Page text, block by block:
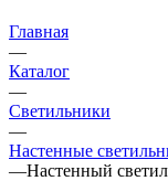
Главная
—
Каталог
—
Светильники
—
Настенные
—Настенный